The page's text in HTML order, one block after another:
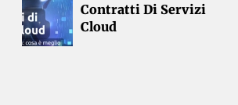
Contratti Di Servizi
Cloud